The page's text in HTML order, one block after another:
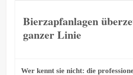
Bierzapfanlagen
ganzer Linie
Wer kennt sie nicht: die